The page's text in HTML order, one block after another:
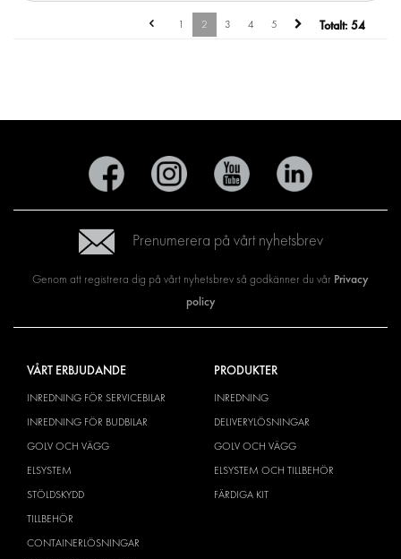
1 2 3 4 5 Totalt: 54
Prenumerera på vårt nyhetsbrev
Genom att registrera dig på vårt nyhetsbrev så godkänner du vår Privacy
policy
VÅRT ERBJUDANDE
INREDNING FÖR SERVICEBILAR
INREDNING FÖR BUDBILAR
GOLV OCH VÄGG
ELSYSTEM
STÖLDSKYDD
TILLBEHÖR
CONTAINERLÖSNINGAR
PRODUKTER
INREDNING
DELIVERYLÖSNINGAR
GOLV OCH VÄGG
ELSYSTEM OCH TILLBEHÖR
FÄRDIGA KIT